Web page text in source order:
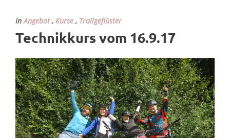
InAngebot, Kurse , Trailgeflüster
Technikkurs vom 16.9.17